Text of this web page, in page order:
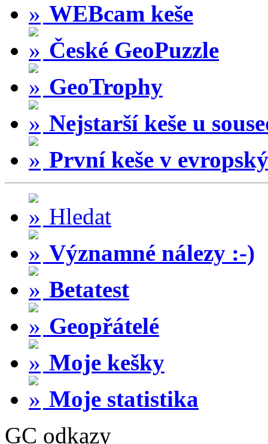
WEBcam keše
České GeoPuzzle
GeoTrophy
Nejstarší keše u
První keše v
Hledat
Významné nálezy :-)
Betatest
Geopřátelé
Moje kešky
Moje statistika
GC odkazy